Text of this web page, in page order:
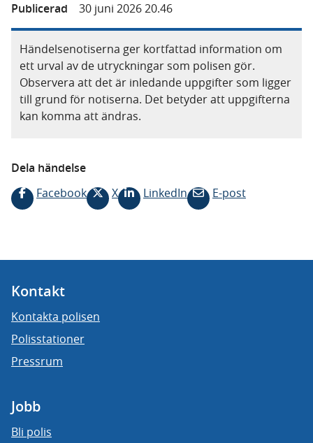
Publicerad
30 juni 2026 20.46
Händelsenotiserna ger kortfattad information om
ett urval av de utryckningar som polisen gör.
Observera att det är inledande uppgifter som ligger
till grund för notiserna. Det betyder att uppgifterna
kan komma att ändras.
Dela händelse
Facebook
X LinkedIn E-post
Kontakt
Kontakta polisen
Polisstationer
Pressrum
Jobb
Bli polis